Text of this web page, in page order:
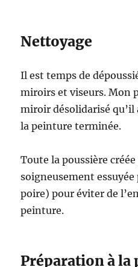
Nettoyage
Il est temps de
miroirs et viseurs. Mon
miroir désolidarisé
la peinture terminée.
Toute la poussière
soigneusement
poire) pour éviter de
peinture.
Préparation à la